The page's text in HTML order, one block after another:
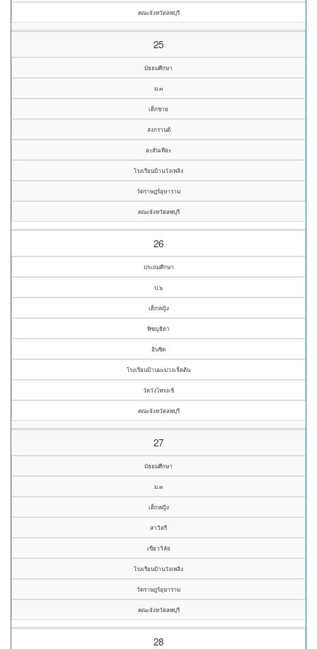
คณะจังหวัดลพบุรี
25
มัธยมศึกษา
ม.๓
เด็กชาย
สงกรานต์
อะสันเทียะ
โรงเรียนบ้านวังเพลิง
วัดราษฎร์อุษาราม
คณะจังหวัดลพบุรี
26
ประถมศึกษา
ป.๖
เด็กหญิง
พิชญธิดา
อินชิต
โรงเรียนบ้านมะม่วงเจ็ดต้น
วัดวังโพรงเข้
คณะจังหวัดลพบุรี
27
มัธยมศึกษา
ม.๓
เด็กหญิง
สาวิตรี
เขียววิลัย
โรงเรียนบ้านวังเพลิง
วัดราษฎร์อุษาราม
คณะจังหวัดลพบุรี
28